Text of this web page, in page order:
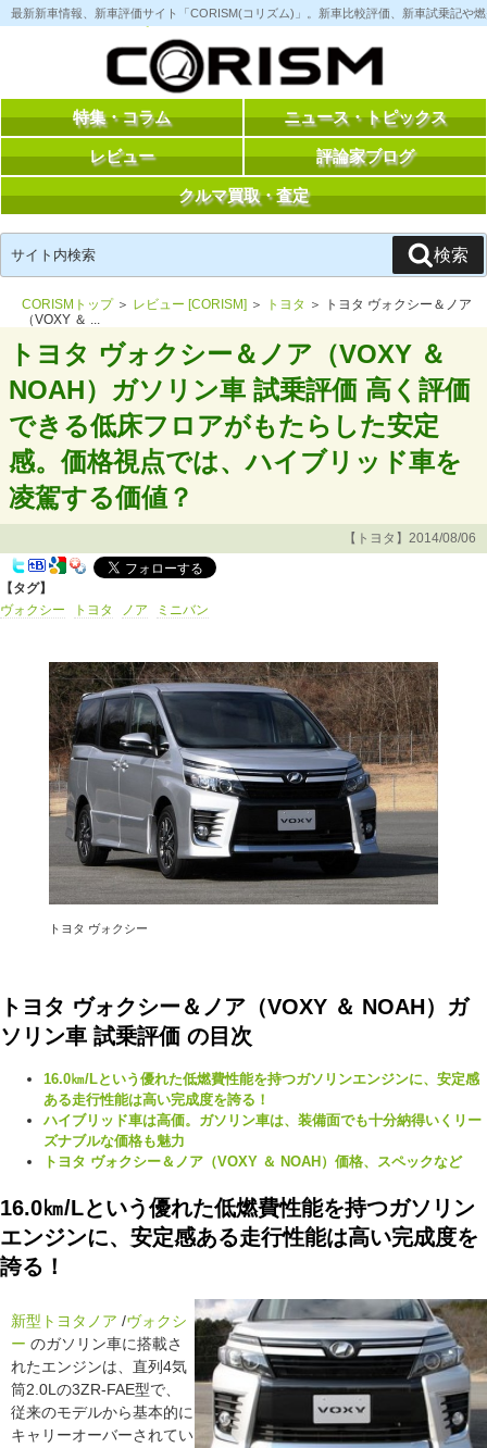
コ
ン
へ
最新新車情報、新車評価サイト「CORISM(コリズム)」。新車比較評価、新車試乗記や
特集・コラム ニュース・トピックス
レビュー 評論家ブログ
クルマ買取・査定
索:
検索
CORISMトップ＞ レビュー [CORISM] ＞ トヨタ ＞ トヨタ ヴォクシー＆ノア
（VOXY ＆ ...
トヨタ ヴォクシー＆ノア（VOXY ＆
NOAH）ガソリン車 試乗評価 高く評価
できる低床フロアがもたらした安定
感。価格視点では、ハイブリッド車を
凌駕する価値？
【トヨタ】2014/08/06
【タグ】
ヴォクシー
トヨタ ノア ミニバン
トヨタ ヴォクシー
トヨタ ヴォクシー＆ノア（VOXY ＆ NOAH）ガ
ソリン車 試乗評価 の目次
16.0㎞/Lという優れた低燃費性能を持つガソリンエンジンに、安定感
ある走行性能は高い完成度を誇る！
ハイブリッド車は高価。ガソリン車は、装備面でも十分納得いくリー
ズナブルな価格も魅力
トヨタ ヴォクシー＆ノア（VOXY ＆ NOAH）価格、スペックなど
16.0㎞/Lという優れた低燃費性能を持つガソリン
エンジンに、安定感ある走行性能は高い完成度を
誇る！
新型トヨタ ノア /ヴォクシ
ー のガソリン車に搭載さ
れたエンジンは、直列4気
筒2.0Lの3ZR-FAE型で、
従来のモデルから基本的に
キャリーオーバーされてい